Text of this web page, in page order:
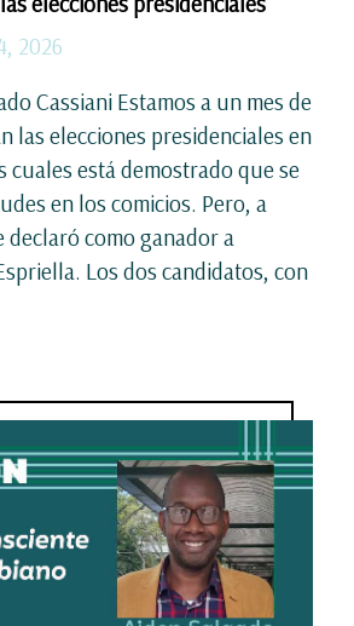
2026
Cassiani Estamos a un mes de
las elecciones presidenciales en
cuales está demostrado que se
en los comicios. Pero, a
declaró como ganador a
Los dos candidatos, con